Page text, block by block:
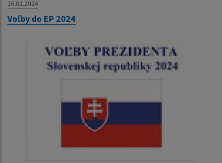
16.02.2024
Voľby do EP 2024